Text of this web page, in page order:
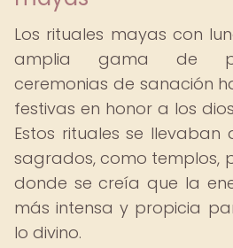
Los rituales mayas con
amplia gama de
ceremonias de sanación
festivas en honor a los
Estos rituales se
sagrados, como templos,
donde se creía que la
más intensa y propicia
lo divino.